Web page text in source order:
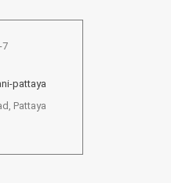
7
pattaya
Pattaya